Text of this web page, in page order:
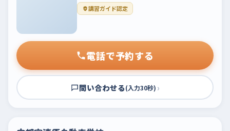
講習ガイド認定
電話で予約する
問い合わせる(入力30秒) ›